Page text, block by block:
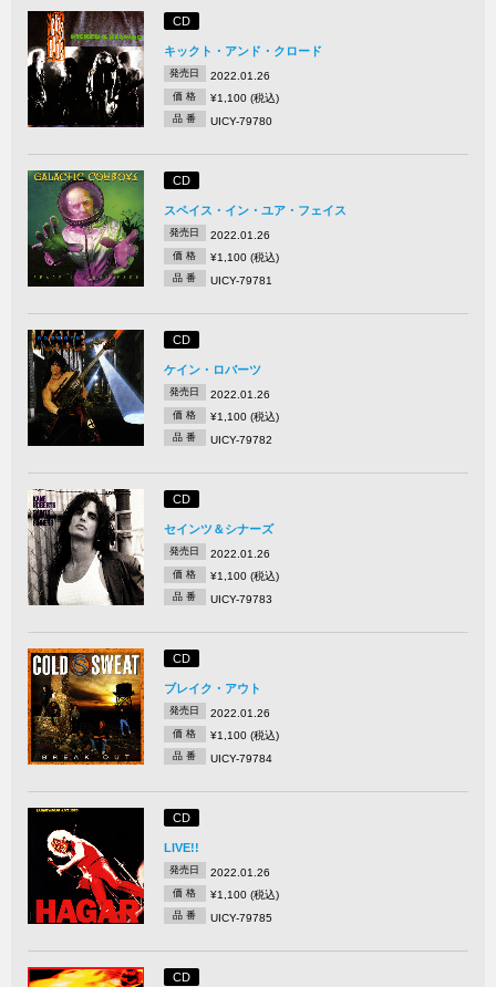
CD
キックト・アンド・クロード
発売日 2022.01.26
価 格 ¥1,100 (税込)
品 番 UICY-79780
CD
スペイス・イン・ユア・フェイス
発売日 2022.01.26
価 格 ¥1,100 (税込)
品 番 UICY-79781
CD
ケイン・ロバーツ
発売日 2022.01.26
価 格 ¥1,100 (税込)
品 番 UICY-79782
CD
セインツ＆シナーズ
発売日 2022.01.26
価 格 ¥1,100 (税込)
品 番 UICY-79783
CD
ブレイク・アウト
発売日 2022.01.26
価 格 ¥1,100 (税込)
品 番 UICY-79784
CD
LIVE!!
発売日 2022.01.26
価 格 ¥1,100 (税込)
品 番 UICY-79785
CD